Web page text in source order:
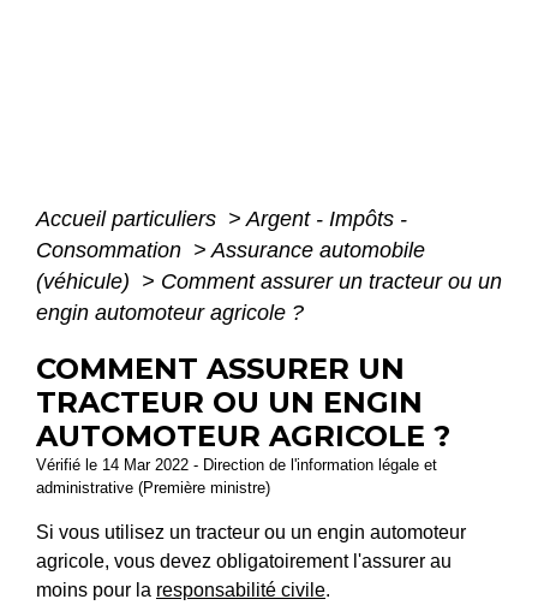
Accueil particuliers > Argent - Impôts -
Consommation > Assurance automobile
(véhicule) > Comment assurer un tracteur ou un
engin automoteur agricole ?
COMMENT ASSURER UN
TRACTEUR OU UN ENGIN
AUTOMOTEUR AGRICOLE ?
Vérifié le 14 Mar 2022 - Direction de l'information légale et
administrative (Première ministre)
Si vous utilisez un tracteur ou un engin automoteur
agricole, vous devez obligatoirement l'assurer au
moins pour la responsabilité civile.